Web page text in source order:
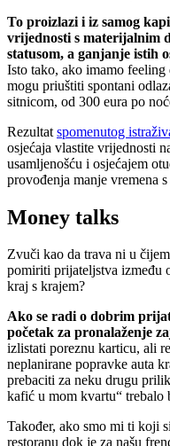
To proizlazi i iz samog
vrijednosti s materijalnim
statusom, a ganjanje istih
Isto tako, ako imamo
mogu priuštiti spontani
sitnicom, od 300 eura po
Rezultat spomenutog
osjećaja vlastite vrijednosti
usamljenošću i osjećajem
provođenja manje vremena
Money talks
Zvuči kao da trava ni u
pomiriti prijateljstva između
kraj s krajem?
Ako se radi o dobrim
početak za pronalaženje
izlistati poreznu karticu, ali
neplanirane popravke auta
prebaciti za neku drugu
kafić u mom kvartu“
Također, ako smo mi ti koji
restoranu dok je za našu